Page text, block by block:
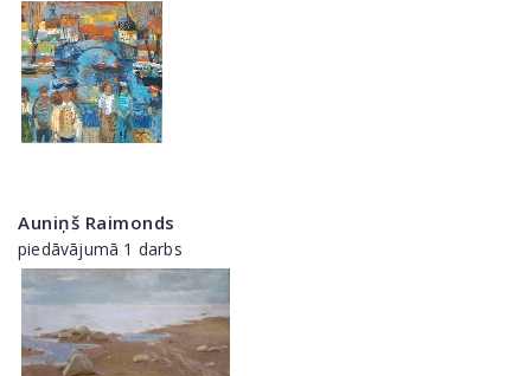
Auniņš Raimonds
piedāvājumā 1 darbs